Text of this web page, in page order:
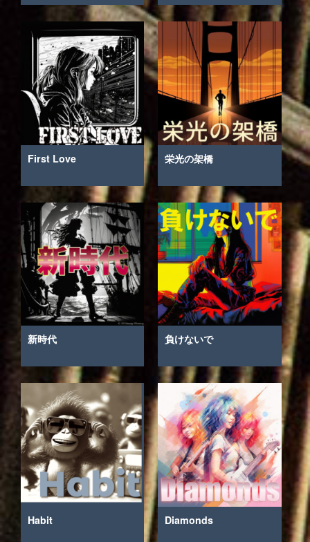
First Love 栄光の架橋
新時代 負けないで
Habit Diamonds